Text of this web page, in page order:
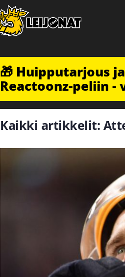
🎁 Huipputarjous
Reactoonz-peliin -
Kaikki artikkelit: